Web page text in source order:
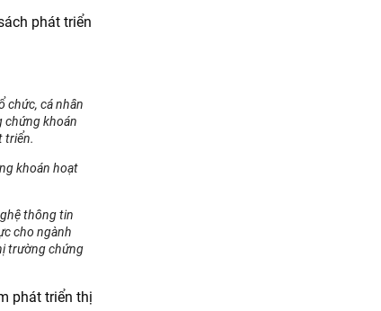
phát triển
chức, cá nhân
chứng khoán
triển.
khoán hoạt
thông tin
cho ngành
trường chứng
phát triển thị